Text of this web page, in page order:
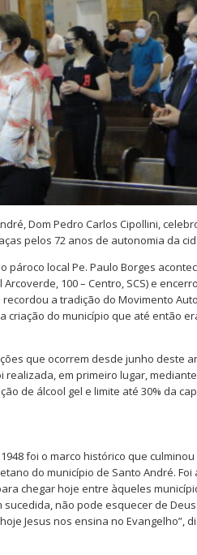
Dom Pedro Carlos Cipollini,
pelos 72 anos de autonomia da
pároco local Pe. Paulo Borges
100 – Centro, SCS) e
a tradição do Movimento
criação do município que até então
que ocorrem desde junho deste
realizada, em primeiro lugar,
de álcool gel e limite até 30% da
foi o marco histórico que
do município de Santo André.
chegar hoje entre àqueles
sucedida, não pode esquecer de
Jesus nos ensina no Evangelho”,